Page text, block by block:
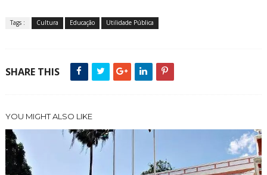
Tags : Cultura Educação Utilidade Pública
SHARE THIS
YOU MIGHT ALSO LIKE